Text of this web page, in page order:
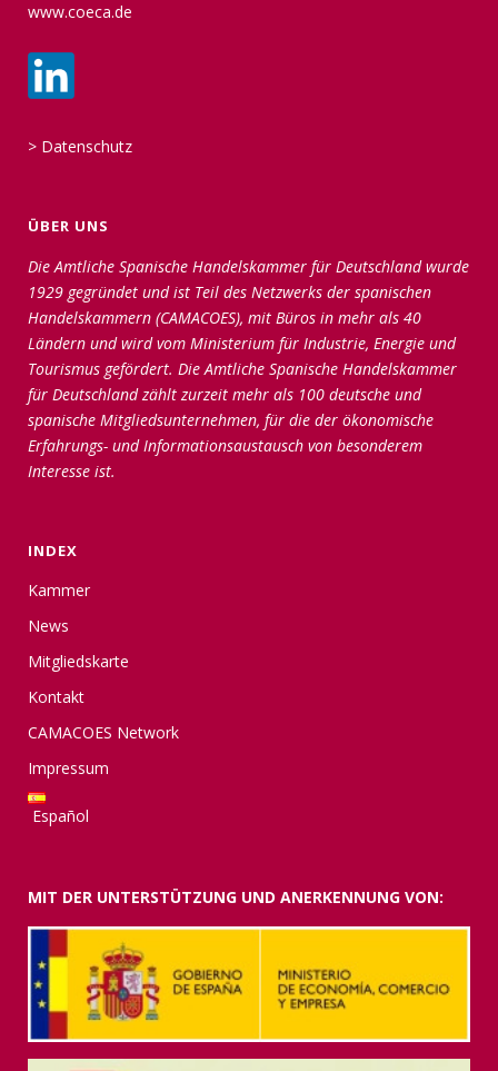
www.coeca.de
> Datenschutz
ÜBER UNS
Die Amtliche Spanische Handelskammer für Deutschland wurde
1929 gegründet und ist Teil des Netzwerks der spanischen
Handelskammern (CAMACOES), mit Büros in mehr als 40
Ländern und wird vom Ministerium für Industrie, Energie und
Tourismus gefördert. Die Amtliche Spanische Handelskammer
für Deutschland zählt zurzeit mehr als 100 deutsche und
spanische Mitgliedsunternehmen, für die der ökonomische
Erfahrungs- und Informationsaustausch von besonderem
Interesse ist.
INDEX
Kammer
News
Mitgliedskarte
Kontakt
CAMACOES Network
Impressum
Español
MIT DER UNTERSTÜTZUNG UND ANERKENNUNG VON: